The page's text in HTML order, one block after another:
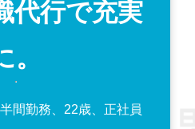
代行で充実
間勤務、22歳、正社員